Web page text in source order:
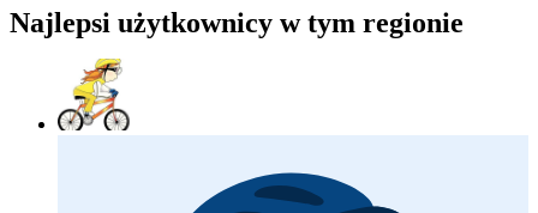
Najlepsi użytkownicy w tym regionie